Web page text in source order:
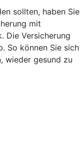
sollten, haben Sie
mit
Die Versicherung
So können Sie sich
wieder gesund zu